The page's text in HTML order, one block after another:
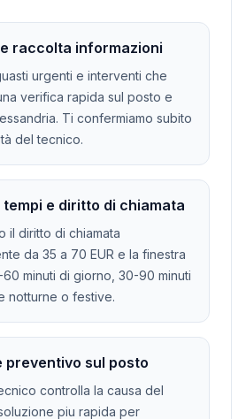
raccolta informazioni
urgenti e interventi che
verifica rapida sul posto e
Ti confermiamo subito
del tecnico.
e diritto di chiamata
il diritto di chiamata
da 35 a 70 EUR e la finestra
minuti di giorno, 30-90 minuti
notturne o festive.
preventivo sul posto
controlla la causa del
piu rapida per